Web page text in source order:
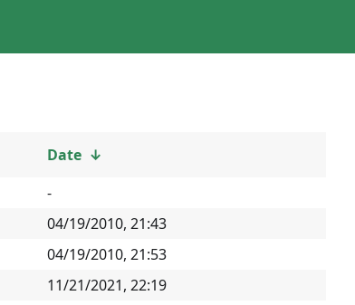
Date ↓
-
04/19/2010, 21:43
04/19/2010, 21:53
11/21/2021, 22:19